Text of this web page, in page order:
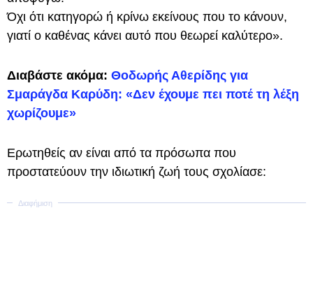
Όχι ότι κατηγορώ ή κρίνω εκείνους που το κάνουν,
γιατί ο καθένας κάνει αυτό που θεωρεί καλύτερο».
Διαβάστε ακόμα: Θοδωρής Αθερίδης για
Σμαράγδα Καρύδη: «Δεν έχουμε πει ποτέ τη λέξη
χωρίζουμε»
Ερωτηθείς αν είναι από τα πρόσωπα που
προστατεύουν την ιδιωτική ζωή τους σχολίασε: